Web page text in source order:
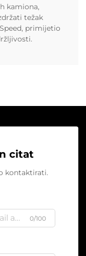
kamiona,
težak
primijetio
citat
kontaktirati.
0/100